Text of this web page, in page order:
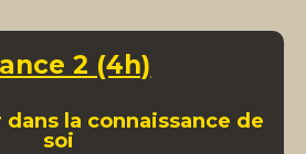
2 (4h)
la connaissance de
soi